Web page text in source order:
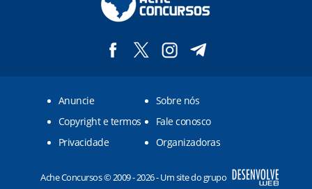
Ponta Grossa/PR
Porto Amazonas/PR
Rebouças/PR
Rio Azul/PR
São Mateus do Sul/PR
Anuncie
Sobre nós
Copyright e termos
Fale conosco
Privacidade
Organizadoras
Ache Concursos © 2009 - 2026 - Um site do grupo